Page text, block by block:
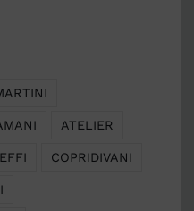
ATELIER
COPRIDIVANI